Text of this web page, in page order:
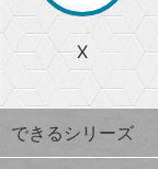
search
検
索
上
昇
ワ
ー
ド
る
ら
探
す
X
できるシリーズ